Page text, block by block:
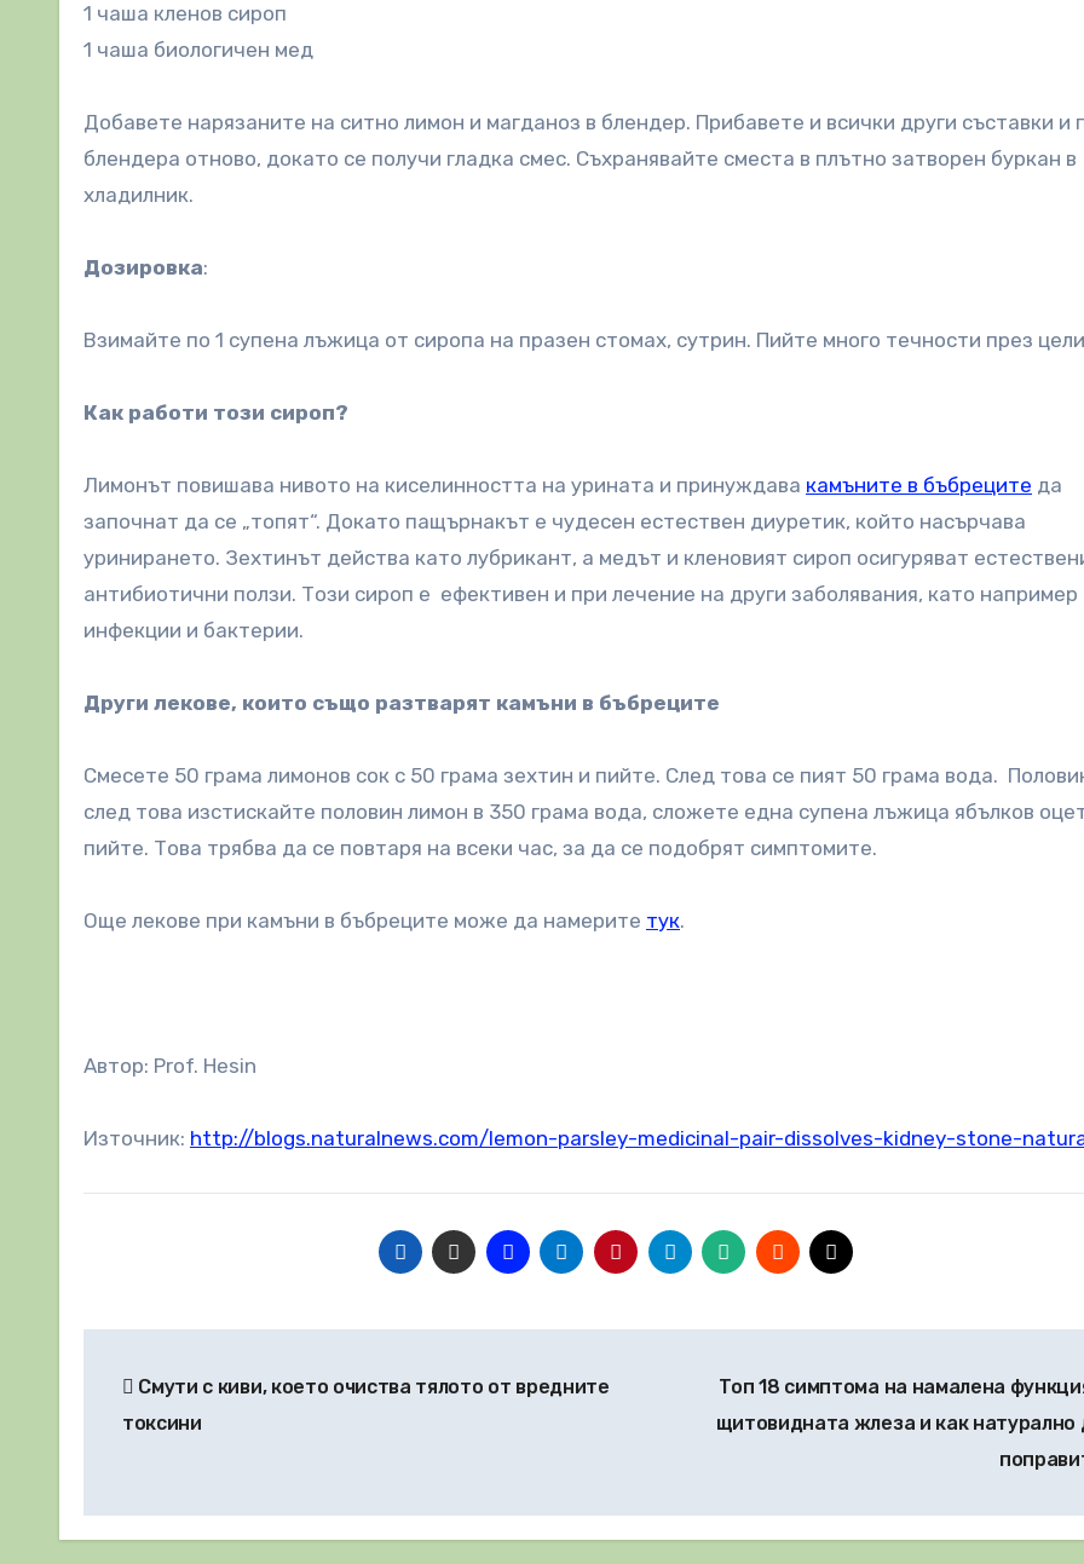
1 чаша кленов сироп
1 чаша биологичен мед
Добавете нарязаните на ситно лимон и магданоз в блендер. Прибавете и всички други съставки и
блендера отново, докато се получи гладка смес. Съхранявайте сместа в плътно затворен буркан в
хладилник.
Дозировка:
Взимайте по 1 супена лъжица от сиропа на празен стомах, сутрин. Пийте много течности през
Как работи този сироп?
Лимонът повишава нивото на киселинността на урината и принуждава камъните в бъбреците да
започнат да се „топят“. Докато пащърнакът е чудесен естествен диуретик, който насърчава
уринирането. Зехтинът действа като лубрикант, а медът и кленовият сироп осигуряват
антибиотични ползи. Този сироп е ефективен и при лечение на други заболявания, като например
инфекции и бактерии.
Други лекове, които също разтварят камъни в бъбреците
Смесете 50 грама лимонов сок с 50 грама зехтин и пийте. След това се пият 50 грама вода.
след това изстискайте половин лимон в 350 грама вода, сложете една супена лъжица ябълков
пийте. Това трябва да се повтаря на всеки час, за да се подобрят симптомите.
Още лекове при камъни в бъбреците може да намерите тук.
Автор: Prof. Hesin
Източник: http://blogs.naturalnews.com/lemon-parsley-medicinal-pair-dissolves-kidney-stone-
Смути с киви, което очиства тялото от вредните
токсини
Топ 18 симптома на намалена
щитовидната жлеза и как натурално